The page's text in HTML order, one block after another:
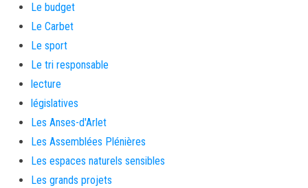
Le budget
Le Carbet
Le sport
Le tri responsable
lecture
législatives
Les Anses-d'Arlet
Les Assemblées Plénières
Les espaces naturels sensibles
Les grands projets